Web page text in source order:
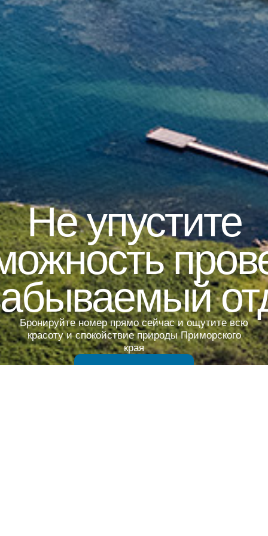
Не упустите
Бронируйте номер прямо сейчас и ощутите всю
красоту и спокойствие природы Приморского
края